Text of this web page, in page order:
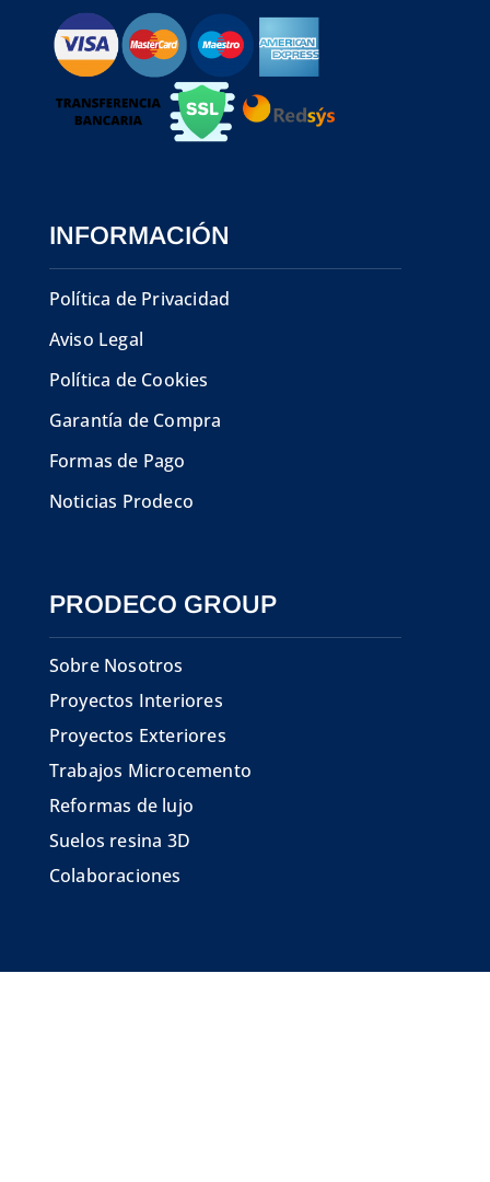
INFORMACIÓN
Política de Privacidad
Aviso Legal
Política de Cookies
Garantía de Compra
Formas de Pago
Noticias Prodeco
PRODECO GROUP
Sobre Nosotros
Proyectos Interiores
Proyectos Exteriores
Trabajos Microcemento
Reformas de lujo
Suelos resina 3D
Colaboraciones